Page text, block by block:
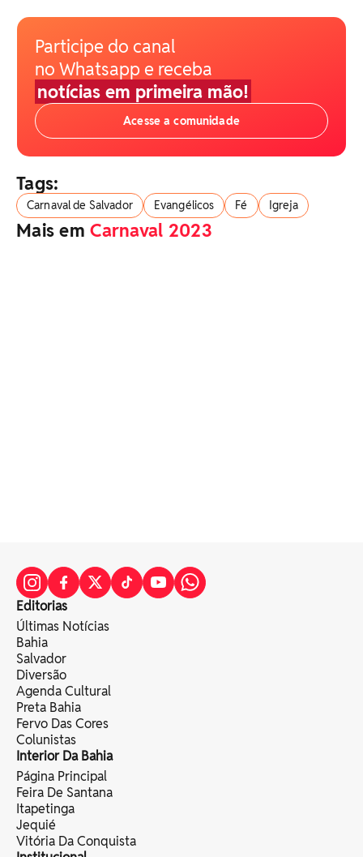
Participe do canal
no Whatsapp e receba
notícias em primeira mão!
Acesse a comunidade
Tags:
Carnaval de Salvador Evangélicos Fé Igreja
Mais emCarnaval 2023
Editorias
Últimas Notícias
Bahia
Salvador
Diversão
Agenda Cultural
Preta Bahia
Fervo Das Cores
Colunistas
Interior Da Bahia
Página Principal
Feira De Santana
Itapetinga
Jequié
Vitória Da Conquista